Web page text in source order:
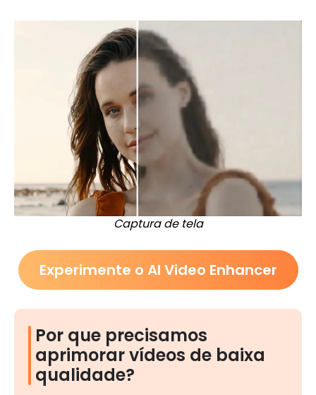
Captura de tela
Experimente o AI Video Enhancer
Por que precisamos
aprimorar vídeos de baixa
qualidade?